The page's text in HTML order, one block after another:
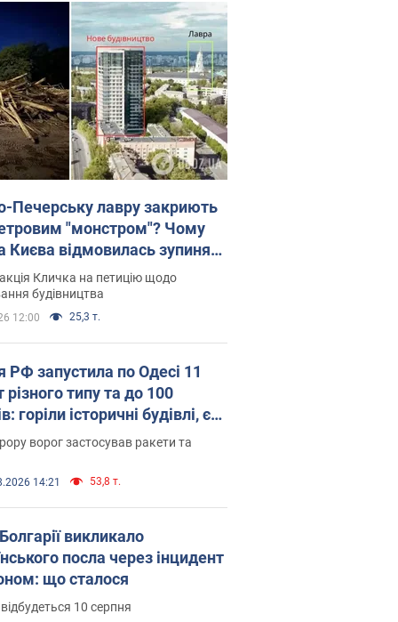
Печерську лавру закриють
"монстром"? Чому
Києва відмовилась зупиняти
хмарочоса
вірянина"
Кличка на петицію щодо
будівництва
12:00 25,3 т.
РФ запустила по Одесі 11
різного типу та до 100
горіли історичні будівлі, є
Фото та відео
ворог застосував ракети та
14:21 53,8 т.
викликало
посла через інцидент
що сталося
відбудеться 10 серпня